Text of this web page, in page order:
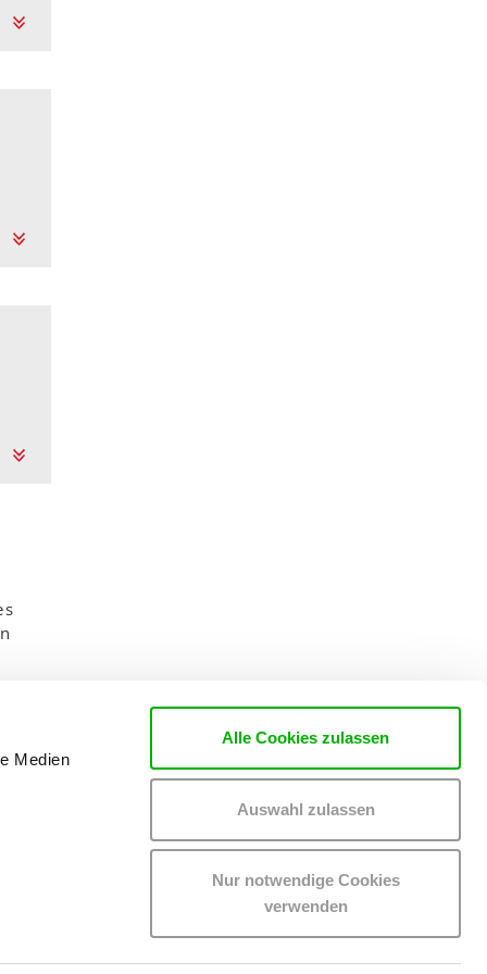
Medien
Alle Cookies zulassen
Auswahl zulassen
Nur notwendige Cookies
verwenden